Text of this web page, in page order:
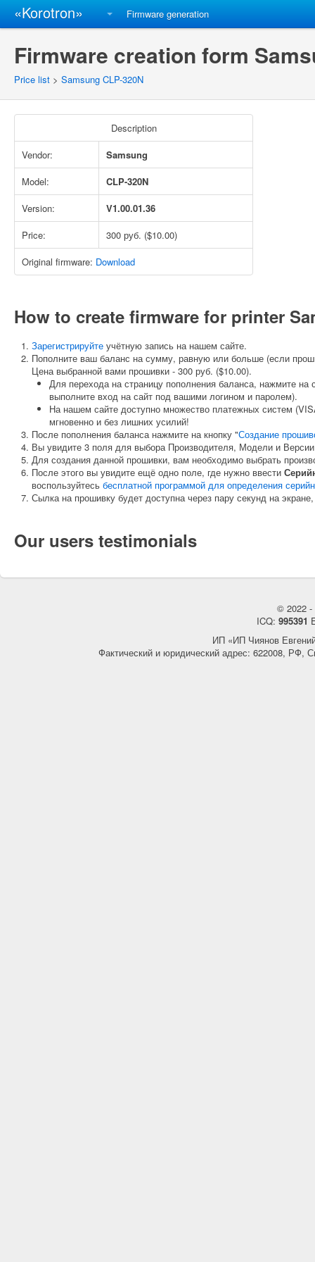
«Korotron» Firmware generation
Firmware creation form
Price list > Samsung CLP-320N
Description
Vendor:
Samsung
Model:
CLP-320N
Version:
V1.00.01.36
Price:
300 руб. ($10.00)
Original firmware: Download
How to create firmware for printer
Зарегистрируйте учётную запись на нашем сайте.
Пополните ваш баланс на сумму, равную или больше (если
Цена выбранной вами прошивки - 300 руб. ($10.00).
Для перехода на страницу пополнения баланса, нажмите на
выполните вход на сайт под вашими логином и паролем).
На нашем сайте доступно множество платежных систем
мгновенно и без лишних усилий!
После пополнения баланса нажмите на кнопку "Создание
Вы увидите 3 поля для выбора Производителя, Модели и
Для создания данной прошивки, вам необходимо выбрать
После этого вы увидите ещё одно поле, где нужно ввести
воспользуйтесь бесплатной программой для определения
Сылка на прошивку будет доступна через пару секунд на
Our users testimonials
© 2022 -
ICQ: 995391
ИП «ИП Чиянов
Фактический и юридический адрес: 622008, РФ,